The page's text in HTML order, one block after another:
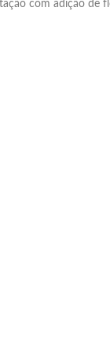
com adição de